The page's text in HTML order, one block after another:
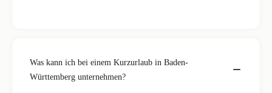
Was kann ich bei einem Kurzurlaub in Baden-
Württemberg unternehmen?